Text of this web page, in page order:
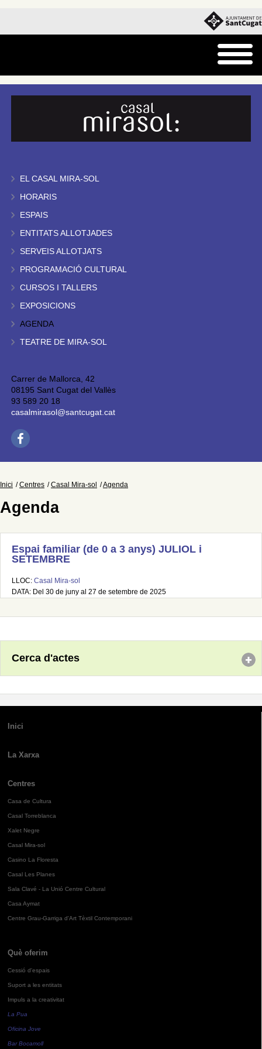
EL CASAL MIRA-SOL
HORARIS
ESPAIS
ENTITATS ALLOTJADES
SERVEIS ALLOTJATS
PROGRAMACIÓ CULTURAL
CURSOS I TALLERS
EXPOSICIONS
AGENDA
TEATRE DE MIRA-SOL
Carrer de Mallorca, 42
08195 Sant Cugat del Vallès
93 589 20 18
casalmirasol@santcugat.cat
Inici Centres Casal Mira-sol Agenda
Agenda
Espai familiar (de 0 a 3 anys) JULIOL i
SETEMBRE
LLOC: Casal Mira-sol
DATA: Del 30 de juny al 27 de setembre de 2025
Cerca d'actes
Inici
La Xarxa
Centres
Casa de Cultura
Casal Torreblanca
Xalet Negre
Casal Mira-sol
Casino La Floresta
Casal Les Planes
Sala Clavé - La Unió Centre Cultural
Casa Aymat
Centre Grau-Garriga d'Art Tèxtil Contemporani
Què oferim
Cessió d'espais
Suport a les entitats
Impuls a la creativitat
La Pua
Oficina Jove
Bar Bocamoll